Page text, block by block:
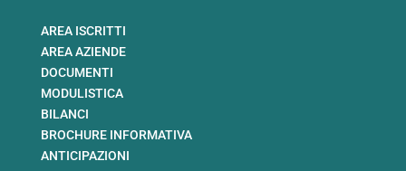
AREA ISCRITTI
AREA AZIENDE
DOCUMENTI
MODULISTICA
BILANCI
BROCHURE INFORMATIVA
ANTICIPAZIONI